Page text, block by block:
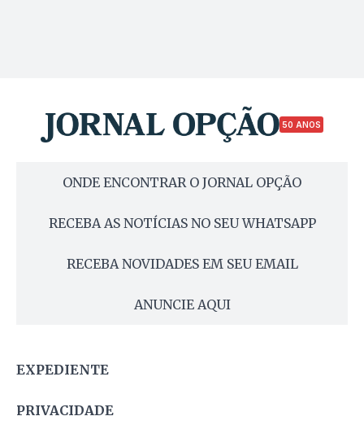
50 ANOS
ONDE ENCONTRAR O JORNAL OPÇÃO
RECEBA AS NOTÍCIAS NO SEU WHATSAPP
RECEBA NOVIDADES EM SEU EMAIL
ANUNCIE AQUI
EXPEDIENTE
PRIVACIDADE